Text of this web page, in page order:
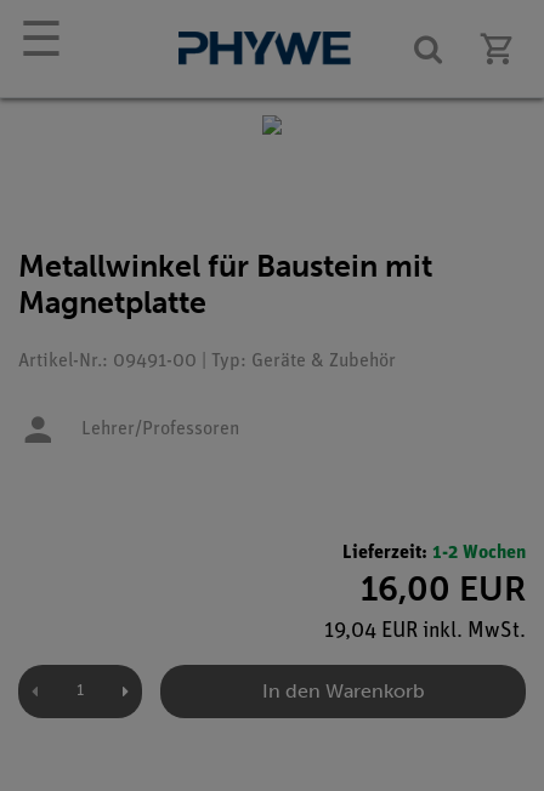
☰
Metallwinkel für Baustein mit
Magnetplatte
Artikel-Nr.: 09491-00 | Typ: Geräte & Zubehör
Lehrer/Professoren
Lieferzeit: 1-2 Wochen
16,00 EUR
19,04 EUR inkl. MwSt.
In den Warenkorb